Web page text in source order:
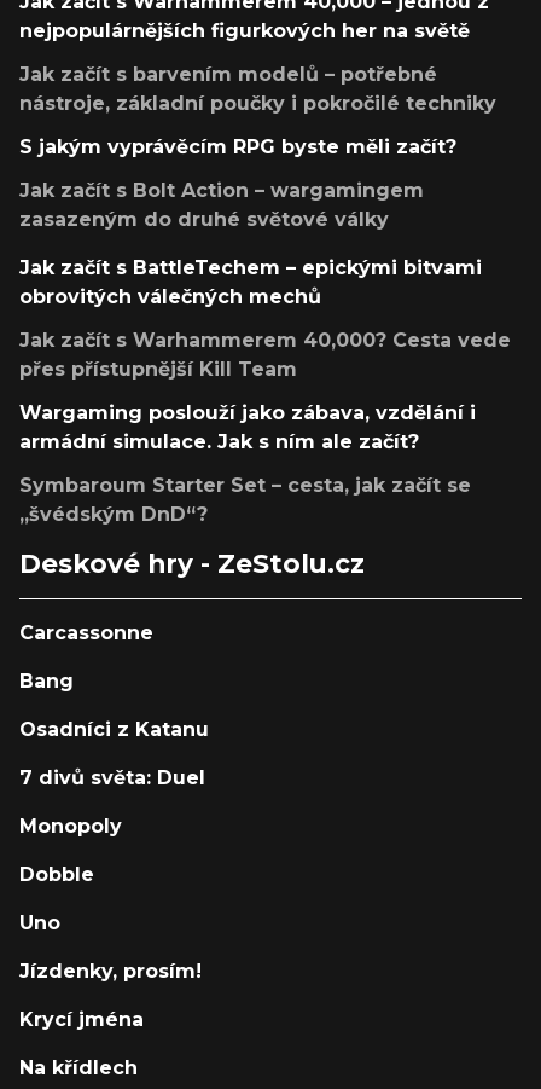
nejpopulárnějších figurkových her na světě
Jak začít s barvením modelů – potřebné
nástroje, základní poučky i pokročilé techniky
S jakým vyprávěcím RPG byste měli začít?
Jak začít s Bolt Action – wargamingem
zasazeným do druhé světové války
Jak začít s BattleTechem – epickými bitvami
obrovitých válečných mechů
Jak začít s Warhammerem 40,000? Cesta vede
přes přístupnější Kill Team
Wargaming poslouží jako zábava, vzdělání i
armádní simulace. Jak s ním ale začít?
Symbaroum Starter Set – cesta, jak začít se
„švédským DnD“?
Deskové hry - ZeStolu.cz
Carcassonne
Bang
Osadníci z Katanu
7 divů světa: Duel
Monopoly
Dobble
Uno
Jízdenky, prosím!
Krycí jména
Na křídlech